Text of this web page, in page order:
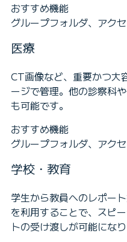
おすすめ機能
グループフォルダ、アク
医療
CT画像など、重要かつ大
ージで管理。他の診察科
も可能です。
おすすめ機能
グループフォルダ、アク
学校・教育
学生から教員へのレポー
を利用することで、スピ
トの受け渡しが可能になり